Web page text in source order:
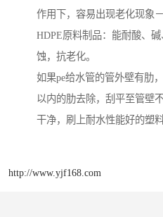
作用下，容易出现老化现象
HDPE原料制品：能耐酸、
蚀，抗老化。
如果pe给水管的管外壁有肋
以内的肋去除，刮平至管壁
干净，刷上耐水性能好的塑料
http://www.yjf168.com